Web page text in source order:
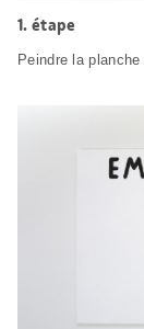
étape
Peindre la planche